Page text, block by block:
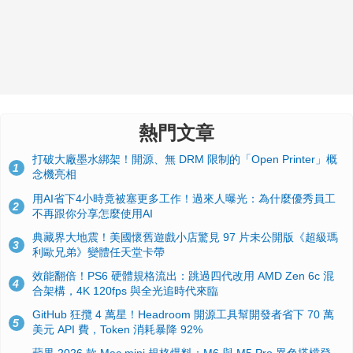
熱門文章
1
打破大廠墨水綁架！開源、無 DRM 限制的「Open Printer」概
念機亮相
2
用AI省下4小時竟被塞更多工作！過來人曝光：為什麼優秀員工
不再跟你分享怎麼使用AI
3
典藏界大地震！美國懷舊遊戲小店驚見 97 片未公開版《超級瑪
利歐兄弟》變體任天堂卡帶
4
效能翻倍！PS6 硬體規格流出：跳過四代改用 AMD Zen 6c 混
合架構，4K 120fps 與全光追時代來臨
5
GitHub 狂攬 4 萬星！Headroom 開源工具幫開發者省下 70 萬
美元 API 費，Token 消耗暴降 92%